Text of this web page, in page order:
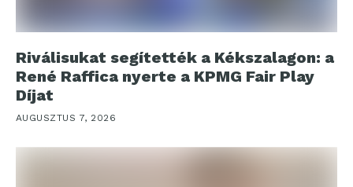
Riválisukat segítették a Kékszalagon: a
René Raffica nyerte a KPMG Fair Play
Díjat
AUGUSZTUS 7, 2026